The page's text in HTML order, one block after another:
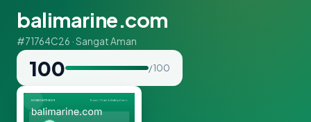
balimarine.com
#71764C26 · Sangat Aman
100 / 100